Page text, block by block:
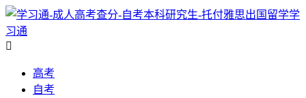
学
习通

高考
自考